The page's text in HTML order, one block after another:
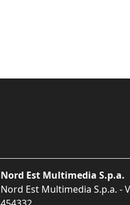
Nord Est Multimedia S.p.a.
Nord Est Multimedia S.p.a. -